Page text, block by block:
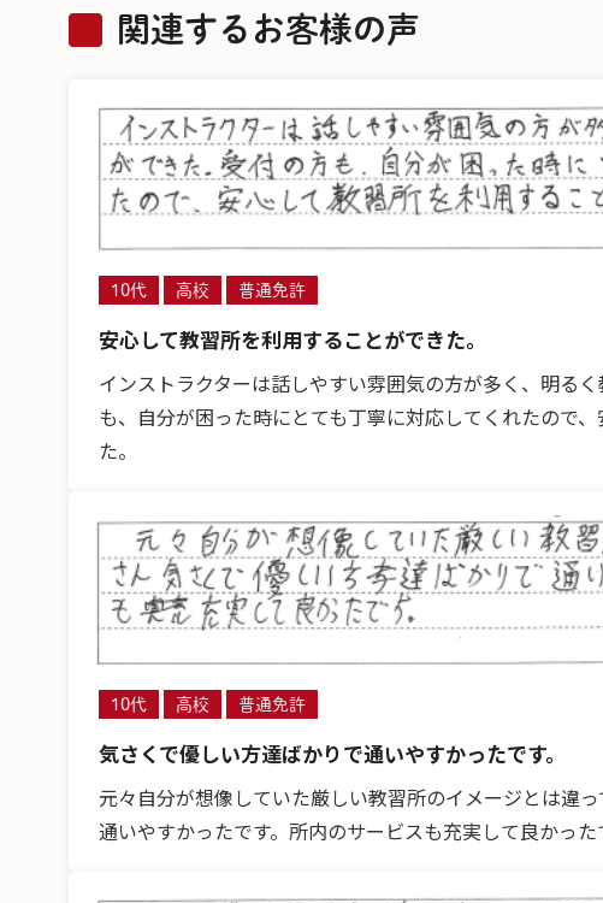
関連するお客様の声
10代 高校 普通免許
安心して教習所を利用することができた。
インストラクターは話しやすい雰囲気の方が多く、明る
も、自分が困った時にとても丁寧に対応してくれたので
た。
10代 高校 普通免許
気さくで優しい方達ばかりで通いやすかったです。
元々自分が想像していた厳しい教習所のイメージとは違
通いやすかったです。所内のサービスも充実して良かった